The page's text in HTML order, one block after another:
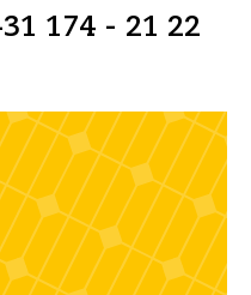
174 - 21 22